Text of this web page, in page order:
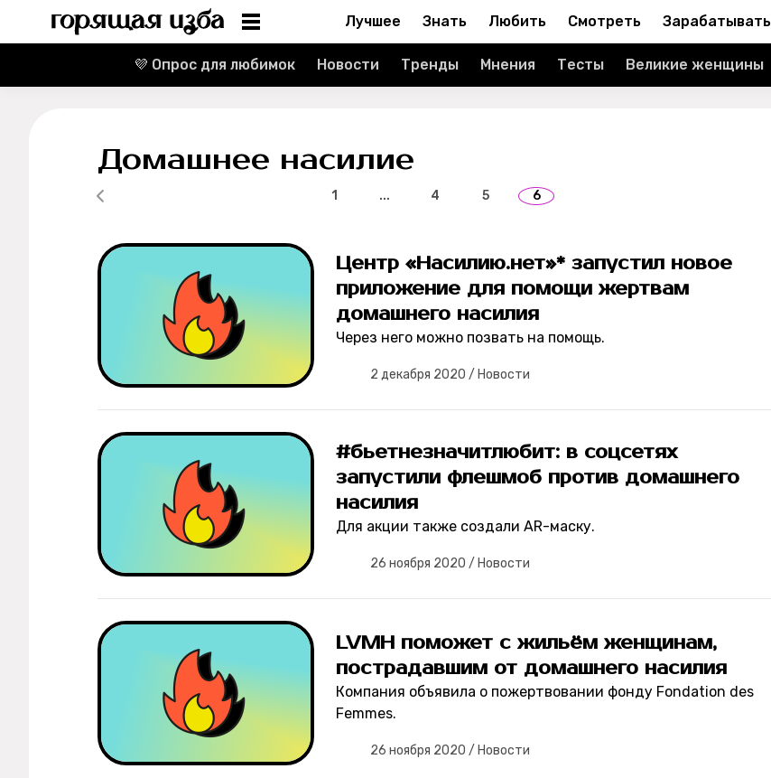
Реклама
Вакансии
О проекте
О компании
Новости
Лучшее
Великие женщины
Лучшее Знать Любить Смотреть Зарабатывать
💜 Опрос для любимок Новости Тренды Мнения Тесты Великие женщины
Домашнее насилие
1 ... 4 5 6
Центр «Насилию.нет»* запустил новое
приложение для помощи жертвам
домашнего насилия
Через него можно позвать на помощь.
2 декабря 2020 / Новости
#бьетнезначитлюбит: в соцсетях
запустили флешмоб против домашнего
насилия
Для акции также создали AR-маску.
26 ноября 2020 / Новости
LVMH поможет с жильём женщинам,
пострадавшим от домашнего насилия
Компания объявила о пожертвовании фонду Fondation des
Femmes.
26 ноября 2020 / Новости